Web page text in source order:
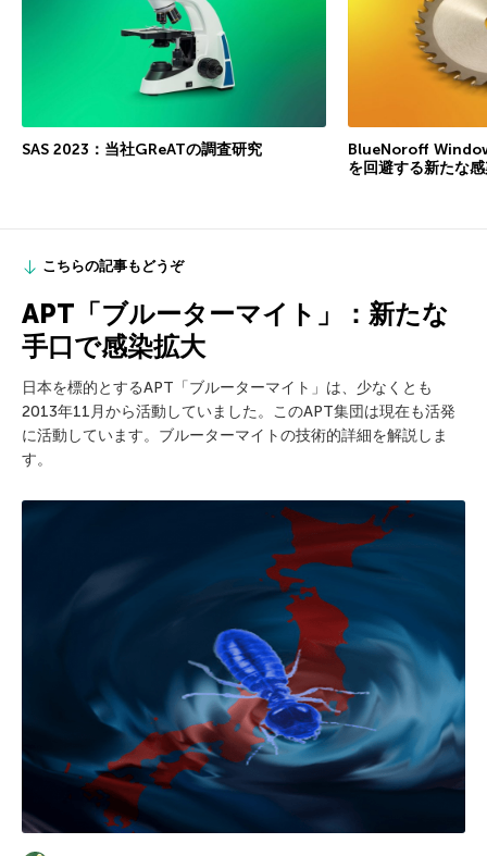
SAS 2023：当社GReATの調査研究
BlueNoroff
を回避する新たな
こちらの記事もどうぞ
APT「ブルーターマイト」：新たな
手口で感染拡大
日本を標的とするAPT「ブルーターマイト」は、少なくとも
2013年11月から活動していました。このAPT集団は現在も活発
に活動しています。ブルーターマイトの技術的詳細を解説しま
す。